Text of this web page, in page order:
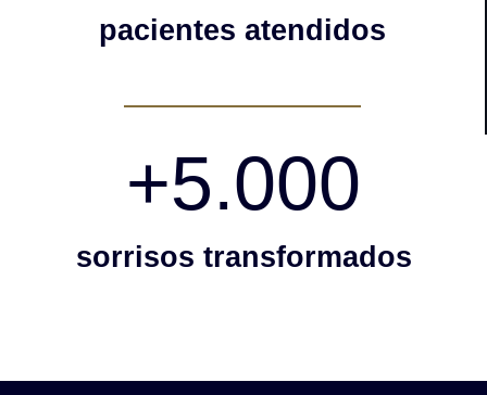
pacientes atendidos
sorrisos transformados
+5.000